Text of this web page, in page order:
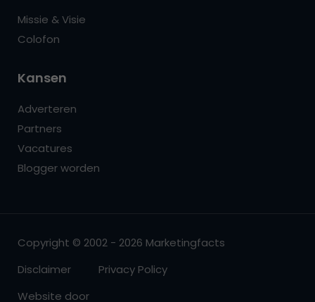
Missie & Visie
Colofon
Kansen
Adverteren
Partners
Vacatures
Blogger worden
Copyright © 2002 - 2026 Marketingfacts
Disclaimer
Privacy Policy
Website door